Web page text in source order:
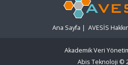
Ana Sayfa | AVESİS
Akademik Veri
Abis Teknoloji ©